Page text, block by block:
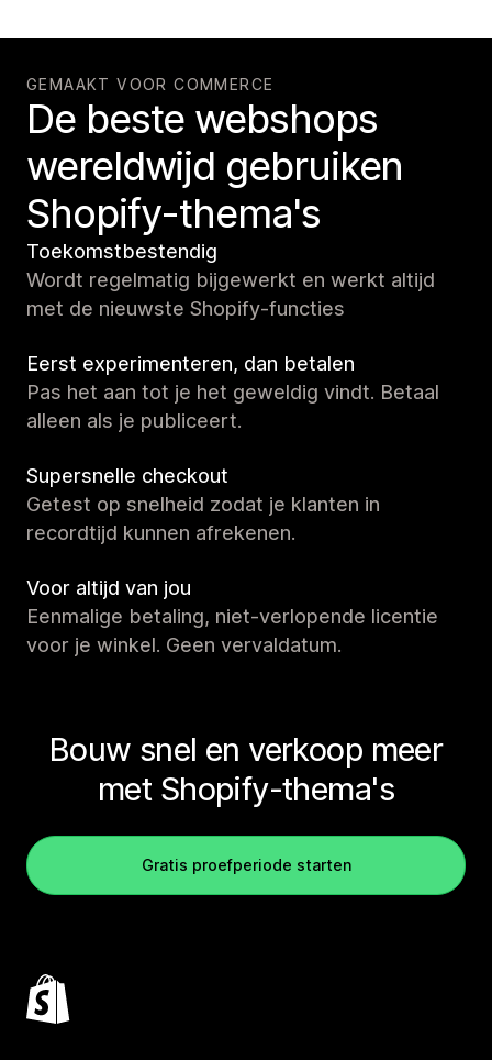
GEMAAKT VOOR COMMERCE
De beste webshops
wereldwijd gebruiken
Shopify-thema's
Toekomstbestendig
Wordt regelmatig bijgewerkt en werkt altijd
met de nieuwste Shopify-functies
Eerst experimenteren, dan betalen
Pas het aan tot je het geweldig vindt. Betaal
alleen als je publiceert.
Supersnelle checkout
Getest op snelheid zodat je klanten in
recordtijd kunnen afrekenen.
Voor altijd van jou
Eenmalige betaling, niet-verlopende licentie
voor je winkel. Geen vervaldatum.
Bouw snel en verkoop meer
met Shopify-thema's
Gratis proefperiode starten